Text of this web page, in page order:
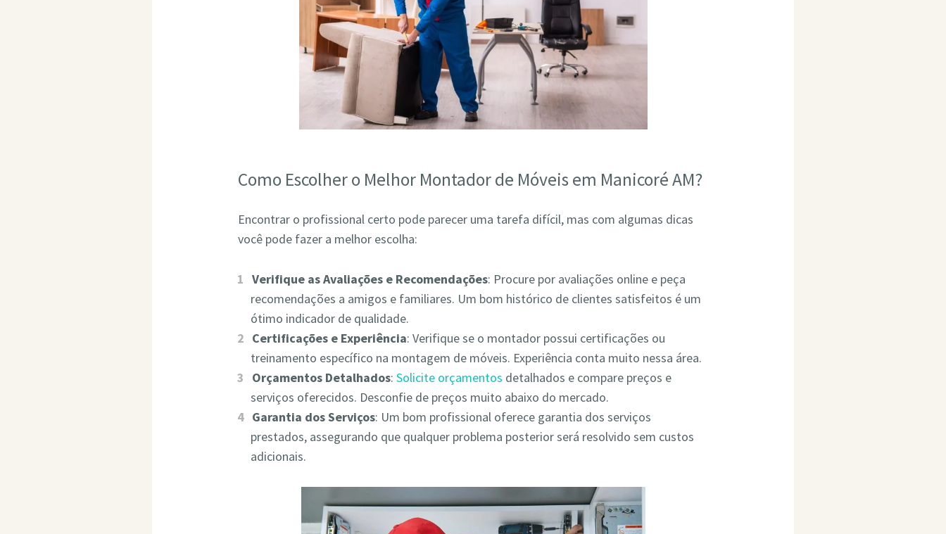
Como Escolher o Melhor Montador de Móveis em Manicoré AM?
Encontrar o profissional certo pode parecer uma tarefa difícil, mas com algumas dicas
você pode fazer a melhor escolha:
Verifique as Avaliações e Recomendações: Procure por avaliações online e peça
recomendações a amigos e familiares. Um bom histórico de clientes satisfeitos é um
ótimo indicador de qualidade.
Certificações e Experiência: Verifique se o montador possui certificações ou
treinamento específico na montagem de móveis. Experiência conta muito nessa área.
Orçamentos Detalhados:Solicite orçamentos detalhados e compare preços e
serviços oferecidos. Desconfie de preços muito abaixo do mercado.
Garantia dos Serviços: Um bom profissional oferece garantia dos serviços
prestados, assegurando que qualquer problema posterior será resolvido sem custos
adicionais.